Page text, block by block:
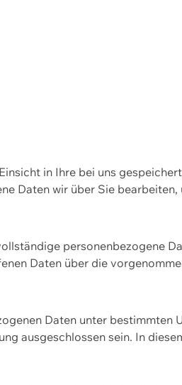
in Ihre bei uns
Daten wir über Sie
personenbezogene
Daten über die
Daten unter
ausgeschlossen sein. In